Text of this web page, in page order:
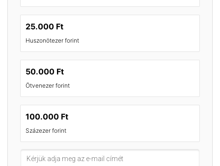
25.000 Ft
Huszonötezer forint
50.000 Ft
Ötvenezer forint
100.000 Ft
Százezer forint